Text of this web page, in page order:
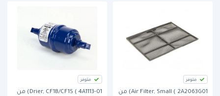
متوفر
Air Filter, Small ( 2A2063G01) من
متوفر
Drier, CF1B/CF1S ( 4A1113-01) من